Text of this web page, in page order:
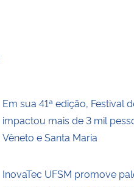
Em sua 41ª edição, Festival
impactou mais de 3 mil
Vêneto e Santa Maria
InovaTec UFSM promove